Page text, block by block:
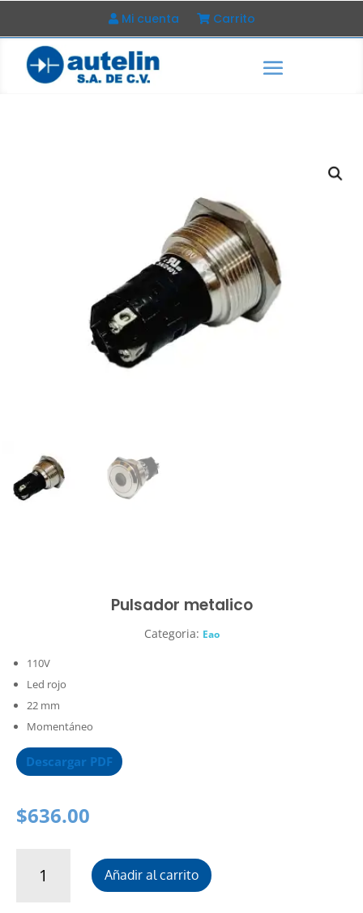
Mi cuenta Carrito
Pulsador metalico
Categoria: Eao
110V
Led rojo
22 mm
Momentáneo
Descargar PDF
$636.00
metalico
Añadir al carrito